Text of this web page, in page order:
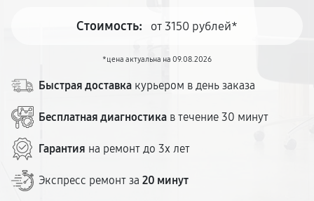
Стоимость: от 3150 рублей*
*цена актуальна на 09.08.2026
Быстрая доставка курьером в день заказа
Бесплатная диагностика в течение 30 минут
Гарантия на ремонт до 3х лет
Экспресс ремонт за 20 минут